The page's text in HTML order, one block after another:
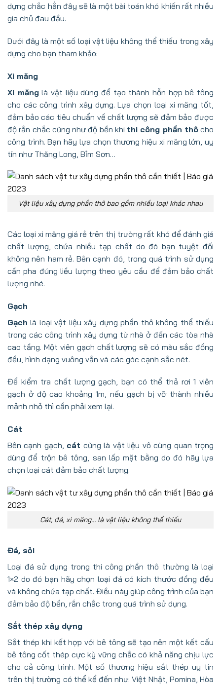
dựng chắc hẳn đây sẽ là một bài toán khó khiến rất nhiều
gia chủ đau đầu.
Dưới đây là một số loại vật liệu không thể thiếu trong xây
dựng cho bạn tham khảo:
Xi măng
Xi mănglà vật liệu dùng để tạo thành hỗn hợp bê tông
cho các công trình xây dựng. Lựa chọn loại xi măng tốt,
đảm bảo các tiêu chuẩn về chất lượng sẽ đảm bảo được
độ rắn chắc cũng như độ bền khi thi công phần thôcho
công trình. Bạn hãy lựa chọn thương hiệu xi măng lớn, uy
tín như Thăng Long, Bỉm Sơn…
Vật liệu xây dựng phần thô bao gồm nhiều loại khác nhau
Các loại xi măng giá rẻ trên thị trường rất khó để đánh giá
chất lượng, chứa nhiều tạp chất do đó bạn tuyệt đối
không nên ham rẻ. Bên cạnh đó, trong quá trình sử dụng
cần pha đúng liều lượng theo yêu cầu để đảm bảo chất
lượng nhé.
Gạch
Gạch là loại vật liệuxây dựng phần thô không thể thiếu
trong các công trình xây dựng từ nhà ở đến các tòa nhà
cao tầng. Một viên gạch chất lượng sẽ có màu sắc đồng
đều, hình dạng vuông vắn và các góc cạnh sắc nét.
Để kiểm tra chất lượng gạch, bạn có thể thả rơi 1 viên
gạch ở độ cao khoảng 1m, nếu gạch bị vỡ thành nhiều
mảnh nhỏ thì cần phải xem lại.
Cát
Bên cạnh gạch, cát cũng là vật liệu vô cùng quan trọng
dùng để trộn bê tông, san lấp mặt bằng do đó hãy lựa
chọn loại cát đảm bảo chất lượng.
Cát, đá, xi măng… là vật liệu không thể thiếu
Đá, sỏi
Loại đá sử dụng trong thi công phần thô thường là loại
1×2 do đó bạn hãy chọn loại đá có kích thước đồng đều
và không chứa tạp chất. Điều này giúp công trình của bạn
đảm bảo độ bền, rắn chắc trong quá trình sử dụng.
Sắt thép xây dựng
Sắt thép khi kết hợp với bê tông sẽ tạo nên một kết cấu
bê tông cốt thép cực kỳ vững chắc có khả năng chịu lực
cho cả công trình. Một số thương hiệu sắt thép uy tín
trên thị trường có thể kể đến như: Việt Nhật, Pomina, Hòa